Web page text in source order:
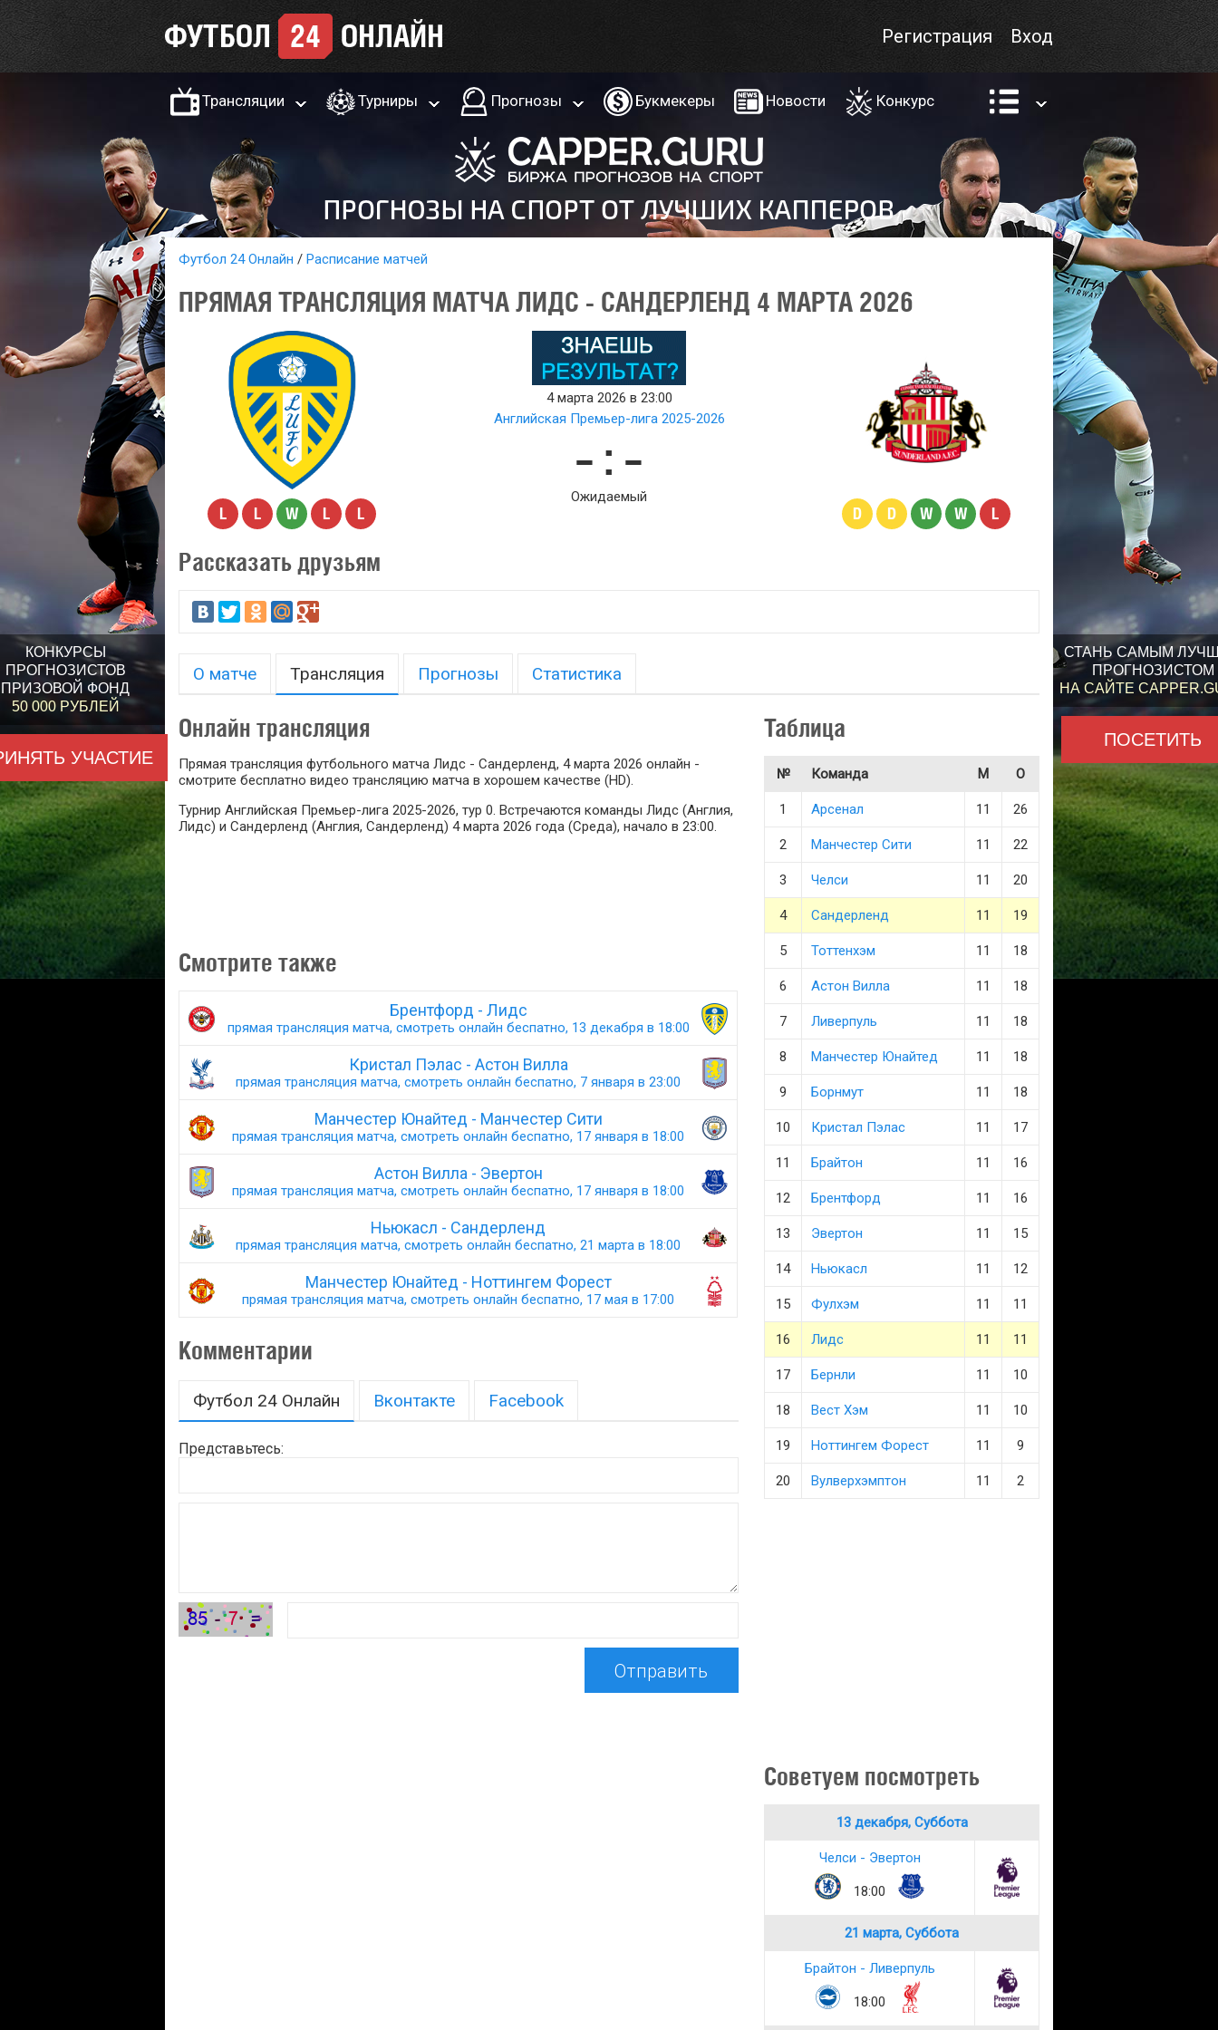
КОНКУРСЫ
ПРОГНОЗИСТОВ
ПРИЗОВОЙ ФОНД
50 000 РУБЛЕЙ
УЧАСТИЕ
СТАНЬ САМЫМ
ПРОГНОЗИСТОМ
НА САЙТЕ
ПОСЕТИТЬ
Вход
Регистрация
Трансляции Турниры Прогнозы Букмекеры Новости Конкурс
Футбол 24 Онлайн Расписание матчей
ПРЯМАЯ ТРАНСЛЯЦИЯ МАТЧА ЛИДС - САНДЕРЛЕНД 4 МАРТА 2026
L L W L L
4 марта 2026 в 23:00
Английская Премьер-лига 2025-2026
– : –
Ожидаемый
D D W W L
Рассказать друзьям
О матче Трансляция Прогнозы Статистика
Онлайн трансляция
Прямая трансляция футбольного матча Лидс - Сандерленд, 4 марта 2026 онлайн -
смотрите бесплатно видео трансляцию матча в хорошем качестве (HD).
Турнир Английская Премьер-лига 2025-2026, тур 0. Встречаются команды Лидс (Англия,
Лидс) и Сандерленд (Англия, Сандерленд) 4 марта 2026 года (Среда), начало в 23:00.
Смотрите также
Брентфорд - Лидс
прямая трансляция матча, смотреть онлайн беспатно, 13 декабря в 18:00
Кристал Пэлас - Астон Вилла
прямая трансляция матча, смотреть онлайн беспатно, 7 января в 23:00
Манчестер Юнайтед - Манчестер Сити
прямая трансляция матча, смотреть онлайн беспатно, 17 января в 18:00
Астон Вилла - Эвертон
прямая трансляция матча, смотреть онлайн беспатно, 17 января в 18:00
Ньюкасл - Сандерленд
прямая трансляция матча, смотреть онлайн беспатно, 21 марта в 18:00
Манчестер Юнайтед - Ноттингем Форест
прямая трансляция матча, смотреть онлайн беспатно, 17 мая в 17:00
Комментарии
Футбол 24 Онлайн Вконтакте Facebook
Представьтесь:
Отправить
Таблица
№ Команда М О
1 Арсенал 11 26
2 Манчестер Сити 11 22
3 Челси 11 20
4 Сандерленд 11 19
5 Тоттенхэм 11 18
6 Астон Вилла 11 18
7 Ливерпуль 11 18
8 Манчестер Юнайтед 11 18
9 Борнмут 11 18
10 Кристал Пэлас 11 17
11 Брайтон 11 16
12 Брентфорд 11 16
13 Эвертон 11 15
14 Ньюкасл 11 12
15 Фулхэм 11 11
16 Лидс 11 11
17 Бернли 11 10
18 Вест Хэм 11 10
19 Ноттингем Форест 11 9
20 Вулверхэмптон 11 2
Советуем посмотреть
13 декабря, Суббота
Челси - Эвертон
18:00
21 марта, Суббота
Брайтон - Ливерпуль
18:00